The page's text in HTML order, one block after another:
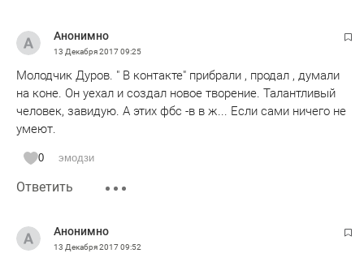
Анонимно
13 Декабря 201709:25
Молодчик Дуров. " В контакте" прибрали , продал , думали
на коне. Он уехал и создал новое творение. Талантливый
человек, завидую. А этих фбс -в в ж... Если сами ничего не
умеют.
0 эмодзи
Ответить
Анонимно
13 Декабря 201709:52